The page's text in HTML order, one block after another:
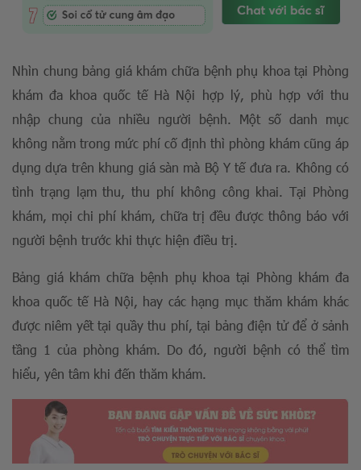
Nhìn chung bảng giá khám chữa bệnh phụ khoa tại Phòng
khám đa khoa quốc tế Hà Nội hợp lý, phù hợp với thu
nhập chung của nhiều người bệnh. Một số danh mục
không nằm trong mức phí cố định thì phòng khám cũng áp
dụng dựa trên khung giá sàn mà Bộ Y tế đưa ra. Không có
tình trạng lạm thu, thu phí không công khai. Tại Phòng
khám, mọi chi phí khám, chữa trị đều được thông báo với
người bệnh trước khi thực hiện điều trị.
Bảng giá khám chữa bệnh phụ khoa tại Phòng khám đa
khoa quốc tế Hà Nội, hay các hạng mục thăm khám khác
được niêm yết tại quầy thu phí, tại bảng điện tử để ở sảnh
tầng 1 của phòng khám. Do đó, người bệnh có thể tìm
hiểu, yên tâm khi đến thăm khám.